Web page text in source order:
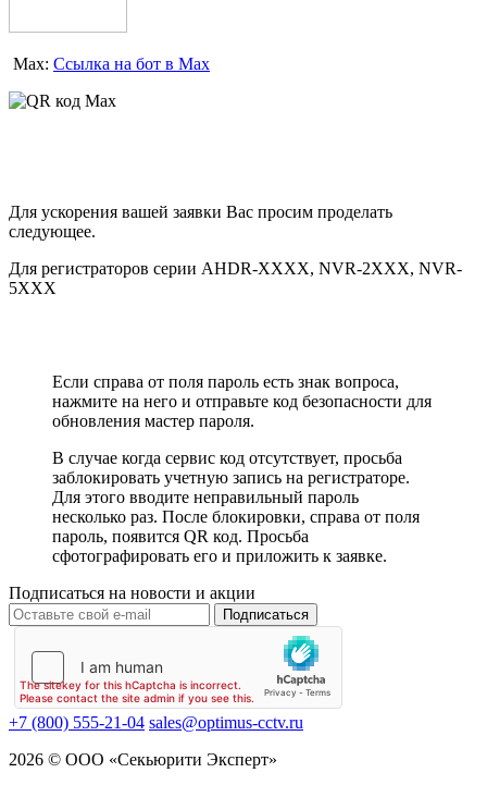
Max: Ссылка на бот в Max
Для ускорения вашей заявки Вас просим проделать
следующее.
Для регистраторов серии AHDR-XXXX, NVR-2XXX, NVR-
5XXX
Если справа от поля пароль есть знак вопроса,
нажмите на него и отправьте код безопасности для
обновления мастер пароля.
В случае когда сервис код отсутствует, просьба
заблокировать учетную запись на регистраторе.
Для этого вводите неправильный пароль
несколько раз. После блокировки, справа от поля
пароль, появится QR код. Просьба
сфотографировать его и приложить к заявке.
Подписаться на новости и акции
Подписаться
+7 (800) 555-21-04 sales@optimus-cctv.ru
2026 © ООО «Секьюрити Эксперт»